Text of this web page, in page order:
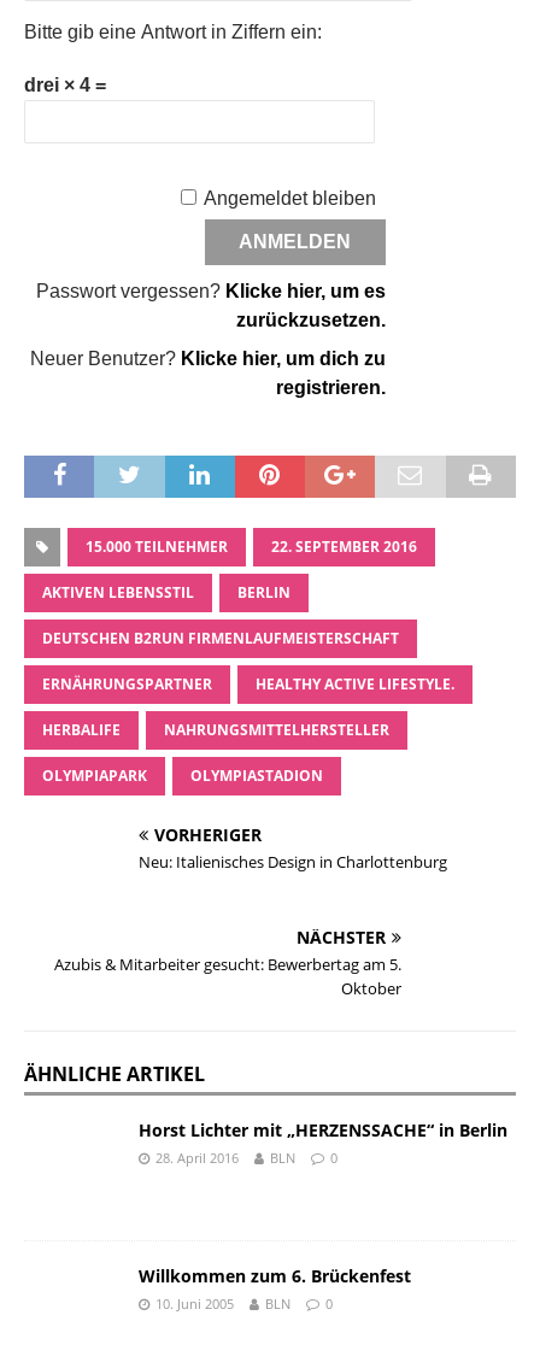
Bitte gib eine Antwort in Ziffern ein:
drei × 4 =
Angemeldet bleiben
Passwort vergessen? Klicke hier, um es
zurückzusetzen.
Neuer Benutzer? Klicke hier, um dich zu
registrieren.
15.000 TEILNEHMER 22. SEPTEMBER 2016
AKTIVEN LEBENSSTIL BERLIN
DEUTSCHEN B2RUN FIRMENLAUFMEISTERSCHAFT
ERNÄHRUNGSPARTNER HEALTHY ACTIVE LIFESTYLE.
HERBALIFE NAHRUNGSMITTELHERSTELLER
OLYMPIAPARK OLYMPIASTADION
VORHERIGER
Neu: Italienisches Design in Charlottenburg
NÄCHSTER
Azubis & Mitarbeiter gesucht: Bewerbertag am 5.
Oktober
ÄHNLICHE ARTIKEL
Horst Lichter mit „HERZENSSACHE“ in Berlin
28. April 2016 BLN 0
Willkommen zum 6. Brückenfest
10. Juni 2005 BLN 0